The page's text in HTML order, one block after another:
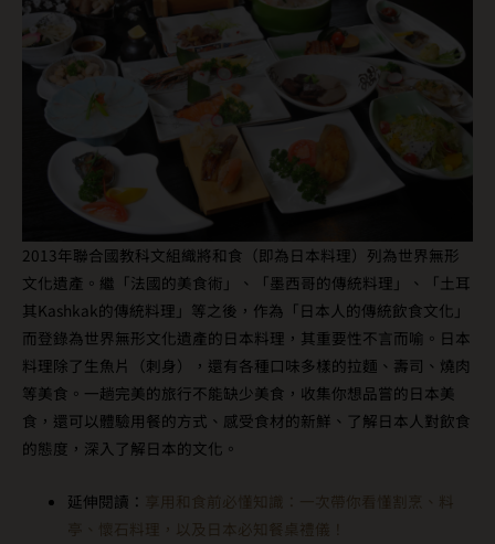
2013年聯合國教科文組織將和食（即為日本料理）列為世界無形
文化遺產。繼「法國的美食術」、「墨西哥的傳統料理」、「土耳
其Kashkak的傳統料理」等之後，作為「日本人的傳統飲食文化」
而登錄為世界無形文化遺產的日本料理，其重要性不言而喻。日本
料理除了生魚片（刺身），還有各種口味多樣的拉麵、壽司、燒肉
等美食。一趟完美的旅行不能缺少美食，收集你想品嘗的日本美
食，還可以體驗用餐的方式、感受食材的新鮮、了解日本人對飲食
的態度，深入了解日本的文化。
延伸閱讀： 享用和食前必懂知識：一次帶你看懂割烹、料
亭、懷石料理，以及日本必知餐桌禮儀！